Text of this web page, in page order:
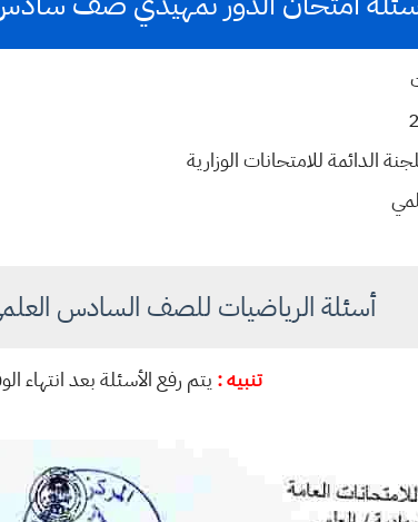
الدائمة للامتحانات الوزارية
أسئلة الرياضيات للصف السادس العلمي 2024 الامتحان
تنبيه : يتم رفع الأسئلة بعد انتهاء